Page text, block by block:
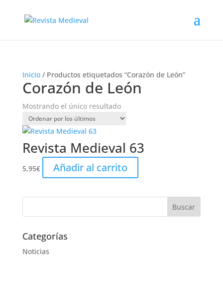
Inicio/ Productos etiquetados “Corazón de León”
Corazón de León
Mostrando el único resultado
Revista Medieval 63
5,95€ Añadir al carrito
Categorías
Noticias